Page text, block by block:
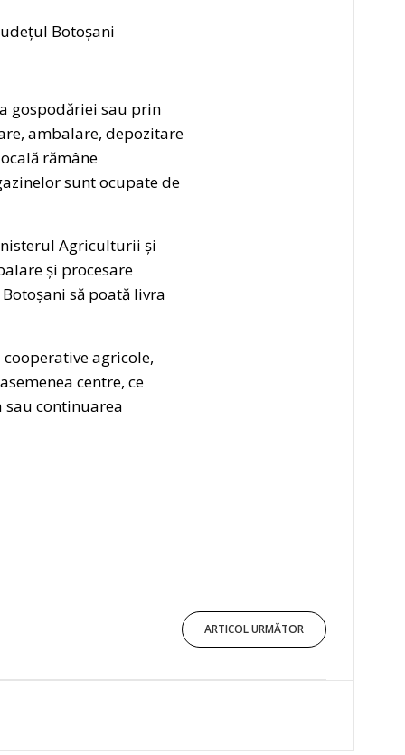
Botoșani
gospodăriei sau prin
ambalare, depozitare
rămâne
sunt ocupate de
Agriculturii și
și procesare
să poată livra
agricole,
centre, ce
continuarea
ARTICOL URMĂTOR